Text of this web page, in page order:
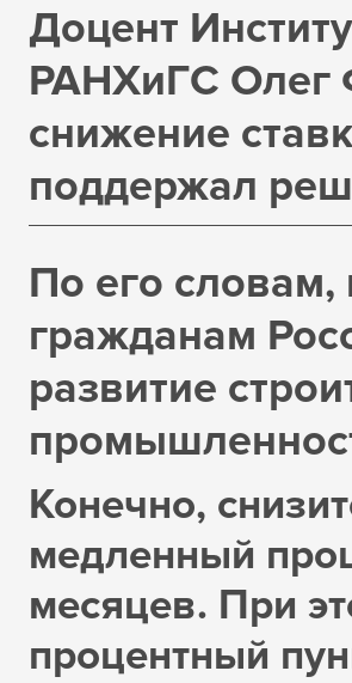
Доцент
РАНХиГС Олег
снижение
поддержал
По его
гражданам
развитие
Конечно,
медленный
месяцев. При
процентный